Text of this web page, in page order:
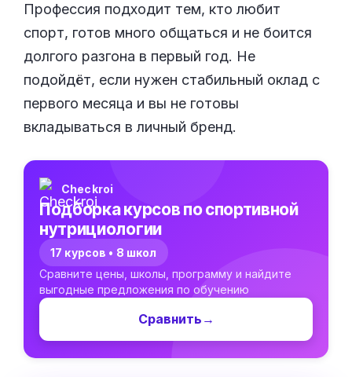
Профессия подходит тем, кто любит
спорт, готов много общаться и не боится
долгого разгона в первый год. Не
подойдёт, если нужен стабильный оклад с
первого месяца и вы не готовы
вкладываться в личный бренд.
Checkroi
Подборка курсов по спортивной
нутрициологии
17 курсов • 8 школ
Сравните цены, школы, программу и найдите
выгодные предложения по обучению
Сравнить →